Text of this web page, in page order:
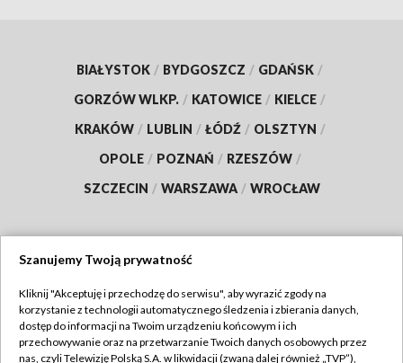
BIAŁYSTOK / BYDGOSZCZ / GDAŃSK /
GORZÓW WLKP. / KATOWICE / KIELCE /
KRAKÓW / LUBLIN / ŁÓDŹ / OLSZTYN /
OPOLE / POZNAŃ / RZESZÓW /
SZCZECIN / WARSZAWA / WROCŁAW
TVP
Abonament TVP
Regulamin TVP
Szanujemy Twoją prywatność
Kliknij "Akceptuję i przechodzę do serwisu", aby wyrazić zgody na
korzystanie z technologii automatycznego śledzenia i zbierania danych,
dostęp do informacji na Twoim urządzeniu końcowym i ich
przechowywanie oraz na przetwarzanie Twoich danych osobowych przez
nas, czyli Telewizję Polską S.A. w likwidacji (zwaną dalej również „TVP”),